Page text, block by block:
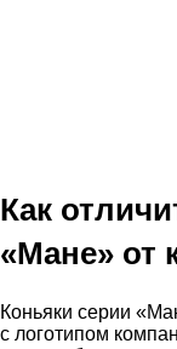
Как
«Мане» от
Коньяки серии
с логотипом